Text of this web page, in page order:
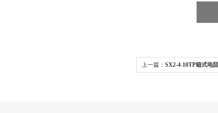
上一篇： SX2-4-10TP箱式电